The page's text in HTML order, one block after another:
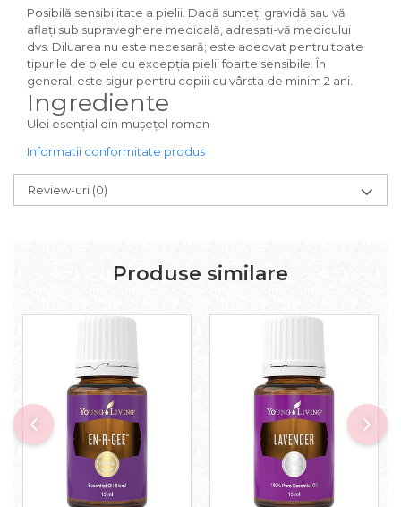
Posibilă sensibilitate a pielii. Dacă sunteți gravidă sau vă
aflați sub supraveghere medicală, adresați-vă medicului
dvs. Diluarea nu este necesară; este adecvat pentru toate
tipurile de piele cu excepţia pielii foarte sensibile. În
general, este sigur pentru copiii cu vârsta de minim 2 ani.
Ingrediente
Ulei esențial din mușețel roman
Informatii conformitate produs
Review-uri (0)
Produse similare